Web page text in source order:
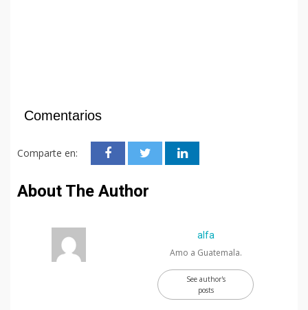
Comentarios
Comparte en:
About The Author
alfa
Amo a Guatemala.
See author's
posts